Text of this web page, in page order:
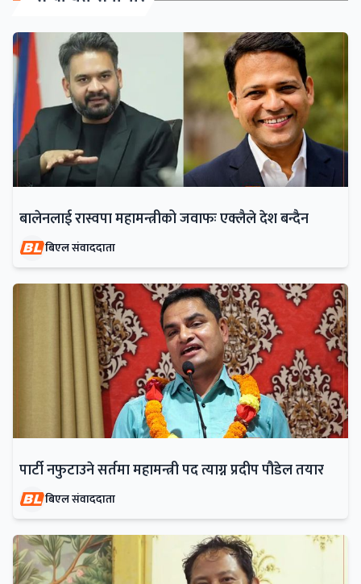
बालेनलाई रास्वपा महामन्त्रीको जवाफः एक्लैले देश बन्दैन
बिएल संवाददाता
पार्टी नफुटाउने सर्तमा महामन्त्री पद त्याग्न प्रदीप पौडेल तयार
बिएल संवाददाता